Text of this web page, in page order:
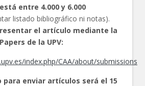
entre 4.000 y 6.000
listado bibliográfico ni notas).
el artículo mediante la
de la UPV:
index.php/CAA/about/submissions
para enviar artículos será el 15